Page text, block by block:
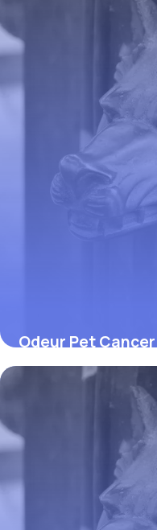
Odeur Pet
1 juin 2026